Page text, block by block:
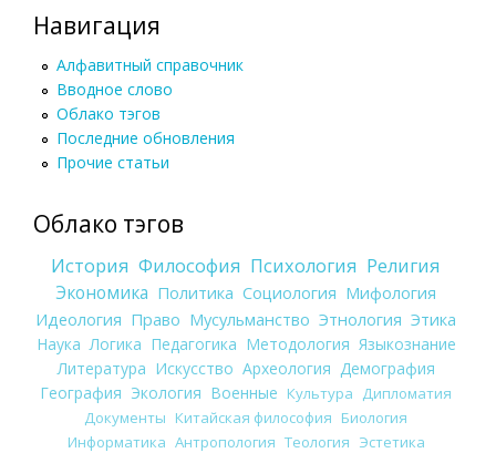
Навигация
Алфавитный справочник
Вводное слово
Облако тэгов
Последние обновления
Прочие статьи
Облако тэгов
История Философия Психология Религия
Экономика Политика Социология Мифология
Идеология Право Мусульманство Этнология Этика
Наука Логика Педагогика Методология Языкознание
Литература Искусство Археология Демография
География Экология Военные Культура
Дипломатия
Документы Китайская философия Биология
Информатика Антропология Теология Эстетика